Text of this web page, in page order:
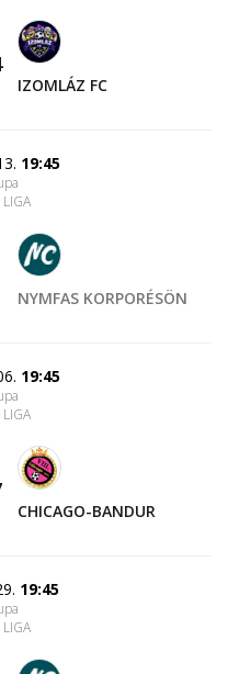
IZOMLÁZ FC
19:45
NYMFAS KORPORÉSÖN
19:45
CHICAGO-BANDUR
19:45